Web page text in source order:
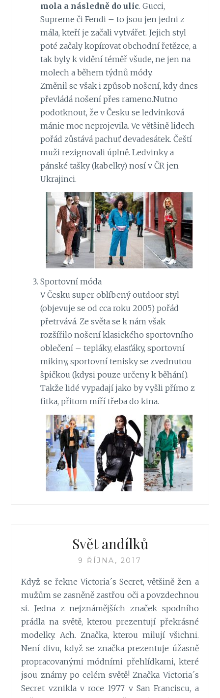
mola a následně do ulic. Gucci,
Supreme či Fendi – to jsou jen jedni z
mála, kteří je začali vytvářet. Jejich styl
poté začaly kopírovat obchodní řetězce, a
tak byly k vidění téměř všude, ne jen na
molech a během týdnů módy.
Změnil se však i způsob nošení, kdy dnes
převládá nošení přes rameno.Nutno
podotknout, že v Česku se ledvinková
mánie moc neprojevila. Ve většině lidech
pořád zůstává pachuť devadesátek. Čeští
muži rezignovali úplně. Ledvinky a
pánské tašky (kabelky) nosí v ČR jen
Ukrajinci.
Sportovní móda
V Česku super oblíbený outdoor styl
(objevuje se od cca roku 2005) pořád
přetrvává. Ze světa se k nám však
rozšířilo nošení klasického sportovního
oblečení – tepláky, elasťáky, sportovní
mikiny, sportovní tenisky se zvednutou
špičkou (kdysi pouze určeny k běhání).
Takže lidé vypadají jako by vyšli přímo z
fitka, přitom míří třeba do kina.
Svět andílků
9 ŘÍJNA, 2017
Když se řekne Victoria´s Secret, většině žen a
mužům se zasněně zastřou oči a povzdechnou
si. Jedna z nejznámějších značek spodního
prádla na světě, kterou prezentují překrásné
modelky. Ach. Značka, kterou milují všichni.
Není divu, když se značka prezentuje úžasně
propracovanými módními přehlídkami, které
jsou známy po celém světě! Značka Victoria´s
Secret vznikla v roce 1977 v San Franciscu, a